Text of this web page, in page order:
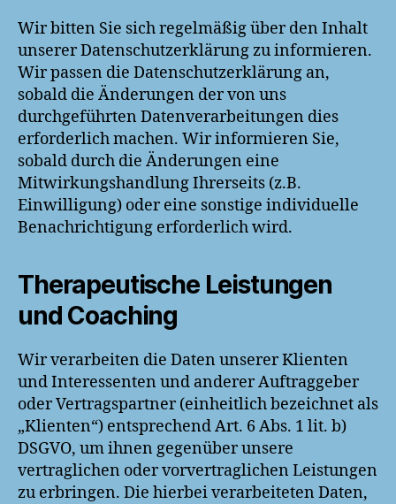
Wir bitten Sie sich regelmäßig über den Inhalt
unserer Datenschutzerklärung zu informieren.
Wir passen die Datenschutzerklärung an,
sobald die Änderungen der von uns
durchgeführten Datenverarbeitungen dies
erforderlich machen. Wir informieren Sie,
sobald durch die Änderungen eine
Mitwirkungshandlung Ihrerseits (z.B.
Einwilligung) oder eine sonstige individuelle
Benachrichtigung erforderlich wird.
Therapeutische Leistungen
und Coaching
Wir verarbeiten die Daten unserer Klienten
und Interessenten und anderer Auftraggeber
oder Vertragspartner (einheitlich bezeichnet als
„Klienten“) entsprechend Art. 6 Abs. 1 lit. b)
DSGVO, um ihnen gegenüber unsere
vertraglichen oder vorvertraglichen Leistungen
zu erbringen. Die hierbei verarbeiteten Daten,